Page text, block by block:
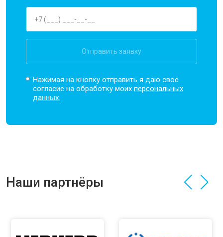
Отправить заявку
Нажимая на кнопку отправить я даю свое
согласие на обработку моихперсональных
данных.
Наши партнёры